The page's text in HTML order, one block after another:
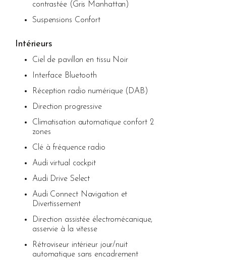
contrastée (Gris Manhattan)
Suspensions Confort
Intérieurs
Ciel de pavillon en tissu Noir
Interface Bluetooth
Réception radio numérique (DAB)
Direction progressive
Climatisation automatique confort 2
zones
Clé à fréquence radio
Audi virtual cockpit
Audi Drive Select
Audi Connect Navigation et
Divertissement
Direction assistée électromécanique,
asservie à la vitesse
Rétroviseur intérieur jour/nuit
automatique sans encadrement